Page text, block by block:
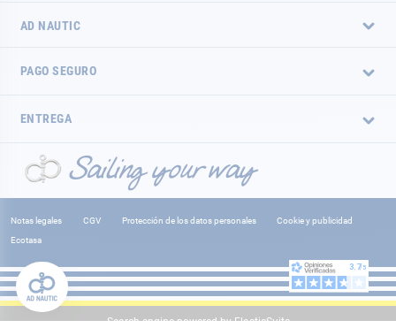
AD NAUTIC
PAGO SEGURO
ENTREGA
Notas legales CGV Protección de los datos personales
Cookie y publicidad
Ecotasa
Search engine powered byElasticSuite